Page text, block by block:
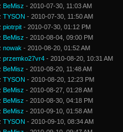
BeMisz - 2010-07-30, 11:03 AM
TYSON - 2010-07-30, 11:50 AM
piotrpit - 2010-07-30, 01:12 PM
BeMisz - 2010-08-04, 09:00 PM
nowak - 2010-08-20, 01:52 AM
przemko27vr4 - 2010-08-20, 10:31 AM
BeMisz - 2010-08-20, 11:48 AM
TYSON - 2010-08-20, 12:23 PM
BeMisz - 2010-08-27, 01:28 AM
BeMisz - 2010-08-30, 04:18 PM
BeMisz - 2010-09-10, 01:58 AM
TYSON - 2010-09-10, 08:34 AM